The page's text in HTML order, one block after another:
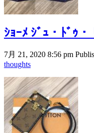
ｼｮｰﾒ ｼﾞｭ・ﾄﾞｩ・
7月 21, 2020 8:56 pm
thoughts